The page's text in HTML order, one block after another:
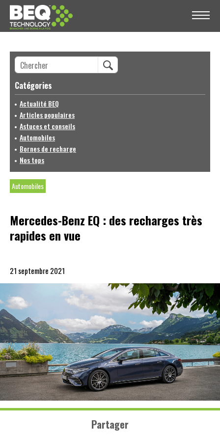
Catégories
Actualité BEQ
Articles populaires
Astuces et conseils
Automobiles
Bornes de recharge
Nos tops
Automobiles
Mercedes-Benz EQ : des recharges très
rapides en vue
21 septembre 2021
Partager